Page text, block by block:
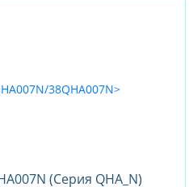
(Серия QHA_N)